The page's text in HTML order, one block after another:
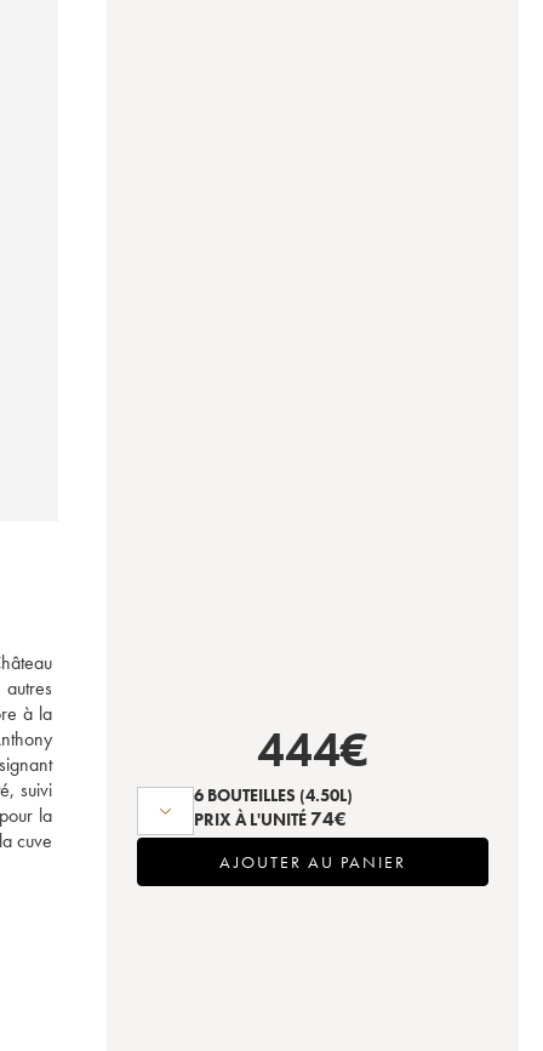
à la
suivi
la
cuve
444€
6 BOUTEILLES (4.50L)
PRIX À L'UNITÉ 74€
AJOUTER AU PANIER